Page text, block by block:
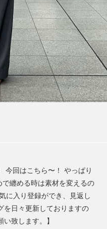
今回はこちら〜！ やっぱり
纏める時は素材を変えるの
に入り登録ができ、見返し
を日々更新しておりますの
致します。】